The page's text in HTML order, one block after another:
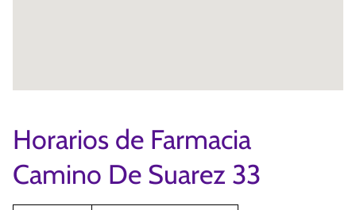
Horarios de Farmacia
Camino De Suarez 33